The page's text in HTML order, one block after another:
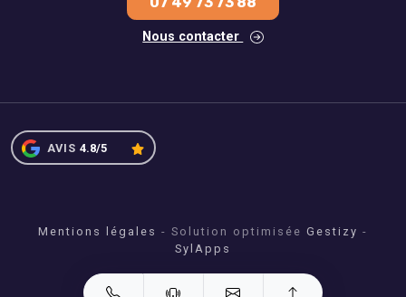
Nous contacter
AVIS 4.8/5
Mentions légales - Solution optimisée Gestizy -
SylApps